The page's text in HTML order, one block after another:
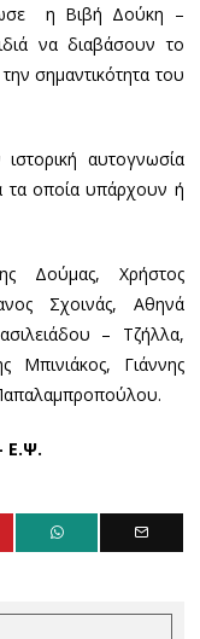
η Βιβή Δούκη –
να διαβάσουν το
σημαντικότητα του
αυτογνωσία
οποία υπάρχουν ή
Δούμας, Χρήστος
Σχοινάς, Αθηνά
– Τζήλλα,
Μπινιάκος, Γιάννης
Ε.Ψ.